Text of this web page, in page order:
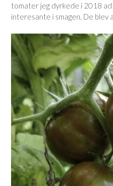
tomater jeg dyrkede i 2018
interesante i smagen. De blev